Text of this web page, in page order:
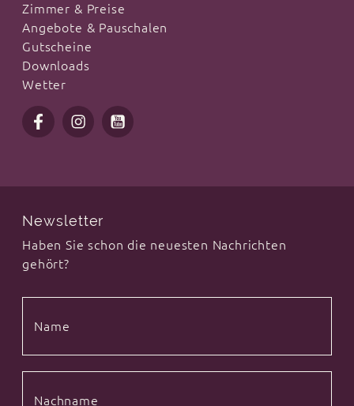
Zimmer & Preise
Angebote & Pauschalen
Gutscheine
Downloads
Wetter
Newsletter
Haben Sie schon die neuesten Nachrichten
gehört?